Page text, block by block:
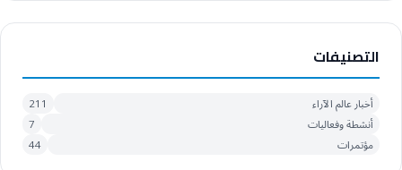
التصنيفات
أخبار عالم الآراء
211
أنشطة وفعاليات
7
مؤتمرات
44